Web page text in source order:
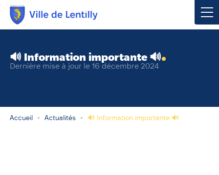
🔊 Information importante 🔊
Dernière mise à jour le 16 décembre 2024
Accueil Actualités 🔊 Information importante 🔊
Votre mairie
Social & Économie